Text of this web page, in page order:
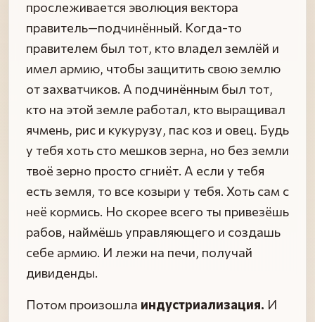
прослеживается эволюция вектора
правитель—подчинённый. Когда-то
правителем был тот, кто владел землёй и
имел армию, чтобы защитить свою землю
от захватчиков. А подчинённым был тот,
кто на этой земле работал, кто выращивал
ячмень, рис и кукурузу, пас коз и овец. Будь
у тебя хоть сто мешков зерна, но без земли
твоё зерно просто сгниёт. А если у тебя
есть земля, то все козыри у тебя. Хоть сам с
неё кормись. Но скорее всего ты привезёшь
рабов, наймёшь управляющего и создашь
себе армию. И лежи на печи, получай
дивиденды.
Потом произошла индустриализация. И